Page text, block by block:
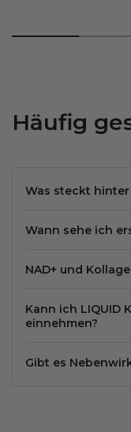
Häufig
Was steckt hinter
Wann sehe ich
NAD+ und
Kann ich LIQUID
einnehmen?
Gibt es